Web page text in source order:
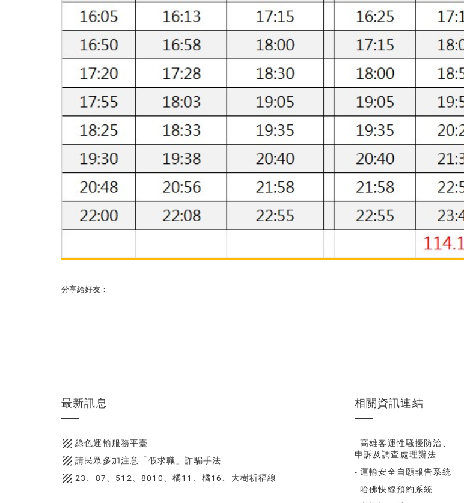
分享給好友：
最新訊息
texture 綠色運輸服務平臺
texture 請民眾多加注意「假求職」詐騙手法
texture 23、87、512、8010、橘11、橘16、大樹祈福線
相關資訊連結
- 高雄客運性騷擾防治、
申訴及調查處理辦法
- 運輸安全自願報告系統
- 哈佛快線預約系統